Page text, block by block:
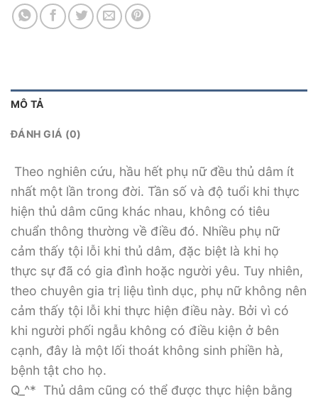
MÔ TẢ
ĐÁNH GIÁ (0)
Theo nghiên cứu, hầu hết phụ nữ đều thủ dâm ít
nhất một lần trong đời. Tần số và độ tuổi khi thực
hiện thủ dâm cũng khác nhau, không có tiêu
chuẩn thông thường về điều đó. Nhiều phụ nữ
cảm thấy tội lỗi khi thủ dâm, đặc biệt là khi họ
thực sự đã có gia đình hoặc người yêu. Tuy nhiên,
theo chuyên gia trị liệu tình dục, phụ nữ không nên
cảm thấy tội lỗi khi thực hiện điều này. Bởi vì có
khi người phối ngẫu không có điều kiện ở bên
cạnh, đây là một lối thoát không sinh phiền hà,
bệnh tật cho họ.
Q_^* Thủ dâm cũng có thể được thực hiện bằng